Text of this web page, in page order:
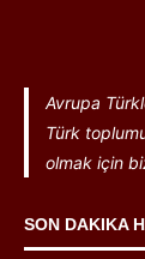
Avrupa
Türk
olmak için
SON DAKIKA